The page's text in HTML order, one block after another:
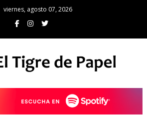
viernes, agosto 07, 2026